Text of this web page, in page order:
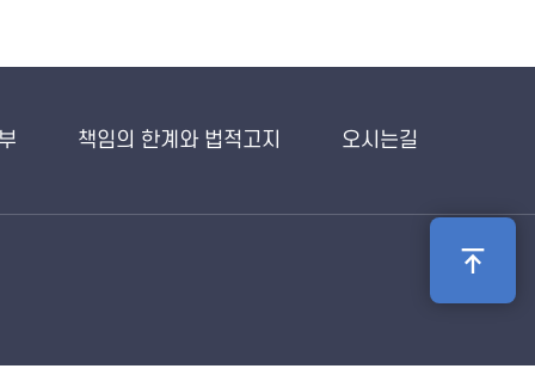
책임의 한계와 법적고지 오시는길